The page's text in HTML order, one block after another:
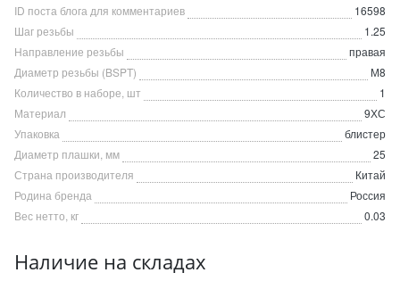
ID поста блога для комментариев
16598
Шаг резьбы
1.25
Направление резьбы
правая
Диаметр резьбы (BSPT)
М8
Количество в наборе, шт
1
Материал
9ХС
Упаковка
блистер
Диаметр плашки, мм
25
Страна производителя
Китай
Родина бренда
Россия
Вес нетто, кг
0.03
Наличие на складах